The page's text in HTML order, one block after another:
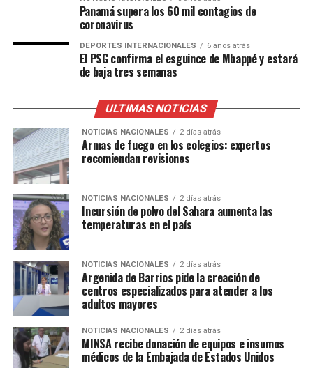
Panamá supera los 60 mil contagios de
coronavirus
DEPORTES INTERNACIONALES 6 años atrás
El PSG confirma el esguince de Mbappé y estará
de baja tres semanas
ULTIMAS NOTICIAS
NOTICIAS NACIONALES 2 días atrás
Armas de fuego en los colegios: expertos
recomiendan revisiones
NOTICIAS NACIONALES 2 días atrás
Incursión de polvo del Sahara aumenta las
temperaturas en el país
NOTICIAS NACIONALES 2 días atrás
Argenida de Barrios pide la creación de
centros especializados para atender a los
adultos mayores
NOTICIAS NACIONALES 2 días atrás
MINSA recibe donación de equipos e insumos
médicos de la Embajada de Estados Unidos